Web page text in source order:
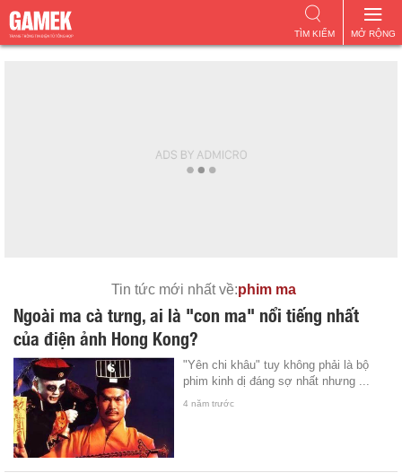
MỞ RỘNG
TÌM KIẾM
Tin tức mới nhất về:phim ma
Ngoài ma cà tưng, ai là "con ma" nổi tiếng nhất
của điện ảnh Hong Kong?
"Yên chi khâu" tuy không phải là bộ
phim kinh dị đáng sợ nhất nhưng ...
4 năm trước